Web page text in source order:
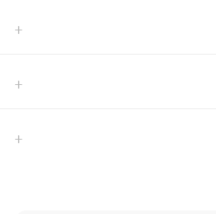
نموذجًا متميزًا للأزياء المحتشمة
الراحة طوال اليوم دون المساومة على
بالأحجار على الأكتاف ومنطقة
مثالي، مما يضمن لكِ إطلالة ساحرة
هذه القطعة الراقية مع شال من